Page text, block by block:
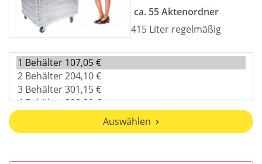
ca. 55 Aktenordner
415 Liter regelmäßig
Auswählen